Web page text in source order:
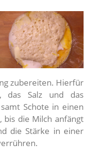
zubereiten. Hierfür
das Salz und das
Schote in einen
bis die Milch anfängt
die Stärke in einer